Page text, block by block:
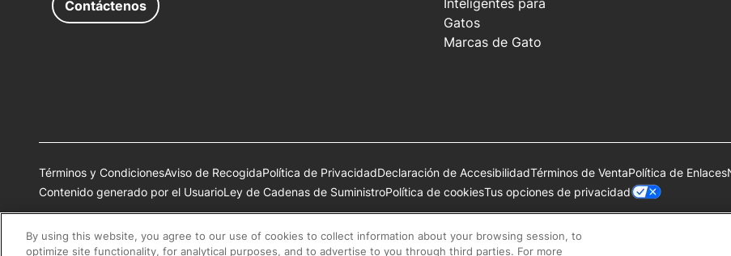
Contáctenos
Inteligentes para
Gatos
Marcas de Gato
Términos y CondicionesAviso de RecogidaPolítica de PrivacidadDeclaración de AccesibilidadTérminos de VentaPolítica de Enlaces
Contenido generado por el UsuarioLey de Cadenas de SuministroPolítica de cookiesTus opciones de privacidad
Todas las marcas comerciales de Nestlé Purina son propiedad de Société des Produits Nestlé S.A., Vevey, Suiza o se utilizan con
By using this website, you agree to our use of cookies to collect information about your browsing session, to
optimize site functionality, for analytical purposes, and to advertise to you through third parties. For more